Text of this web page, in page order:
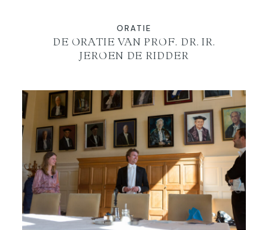
ORATIE
DE ORATIE VAN PROF. DR. IR.
JEROEN DE RIDDER